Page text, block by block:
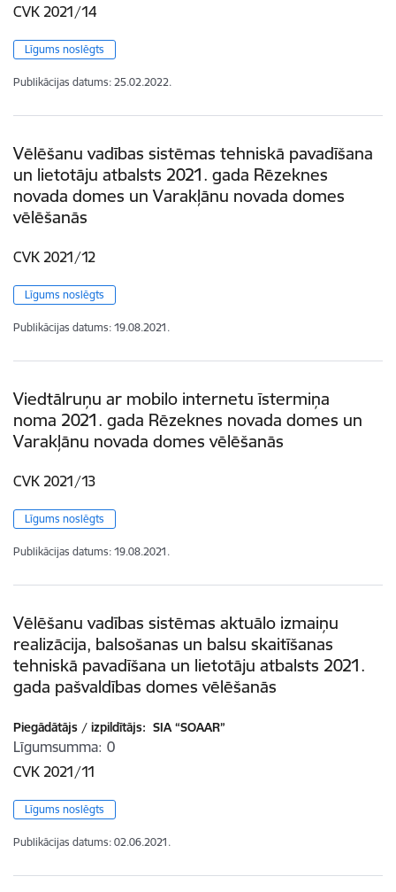
CVK 2021/14
Līgums noslēgts
Publikācijas datums: 25.02.2022.
Vēlēšanu vadības sistēmas tehniskā pavadīšana
un lietotāju atbalsts 2021. gada Rēzeknes
novada domes un Varakļānu novada domes
vēlēšanās
CVK 2021/12
Līgums noslēgts
Publikācijas datums: 19.08.2021.
Viedtālruņu ar mobilo internetu īstermiņa
noma 2021. gada Rēzeknes novada domes un
Varakļānu novada domes vēlēšanās
CVK 2021/13
Līgums noslēgts
Publikācijas datums: 19.08.2021.
Vēlēšanu vadības sistēmas aktuālo izmaiņu
realizācija, balsošanas un balsu skaitīšanas
tehniskā pavadīšana un lietotāju atbalsts 2021.
gada pašvaldības domes vēlēšanās
Piegādātājs / izpildītājs: SIA “SOAAR”
Līgumsumma 0
CVK 2021/11
Līgums noslēgts
Publikācijas datums: 02.06.2021.